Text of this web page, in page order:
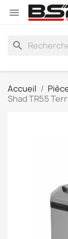

search
Accueil
Shad TR55